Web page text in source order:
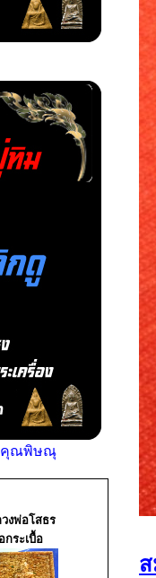
คุณพิษณุ
งพ่อโสธร
กระเบื้อ